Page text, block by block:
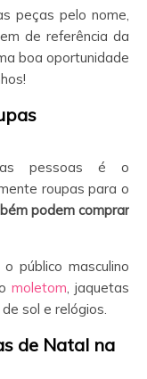
peças pelo nome,
de referência da
boa oportunidade
pessoas é o
roupas para o
podem comprar
público masculino
moletom, jaquetas
sol e relógios.
de Natal na